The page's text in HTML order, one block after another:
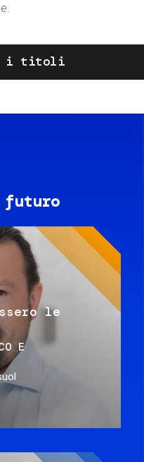
i titoli
le
E